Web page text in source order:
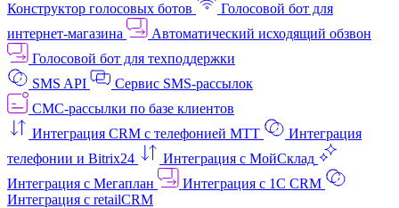
Конструктор голосовых ботов
Голосовой бот для
интернет‑магазина
Автоматический исходящий обзвон
Голосовой бот для техподдержки
SMS API
Сервис SMS-рассылок
СМС-рассылки по базе клиентов
Интеграция CRM с телефонией МТТ
Интеграция
телефонии и Bitrix24
Интеграция с МойСклад
Интеграция с Мегаплан
Интеграция с 1C CRM
Интеграция с retailCRM